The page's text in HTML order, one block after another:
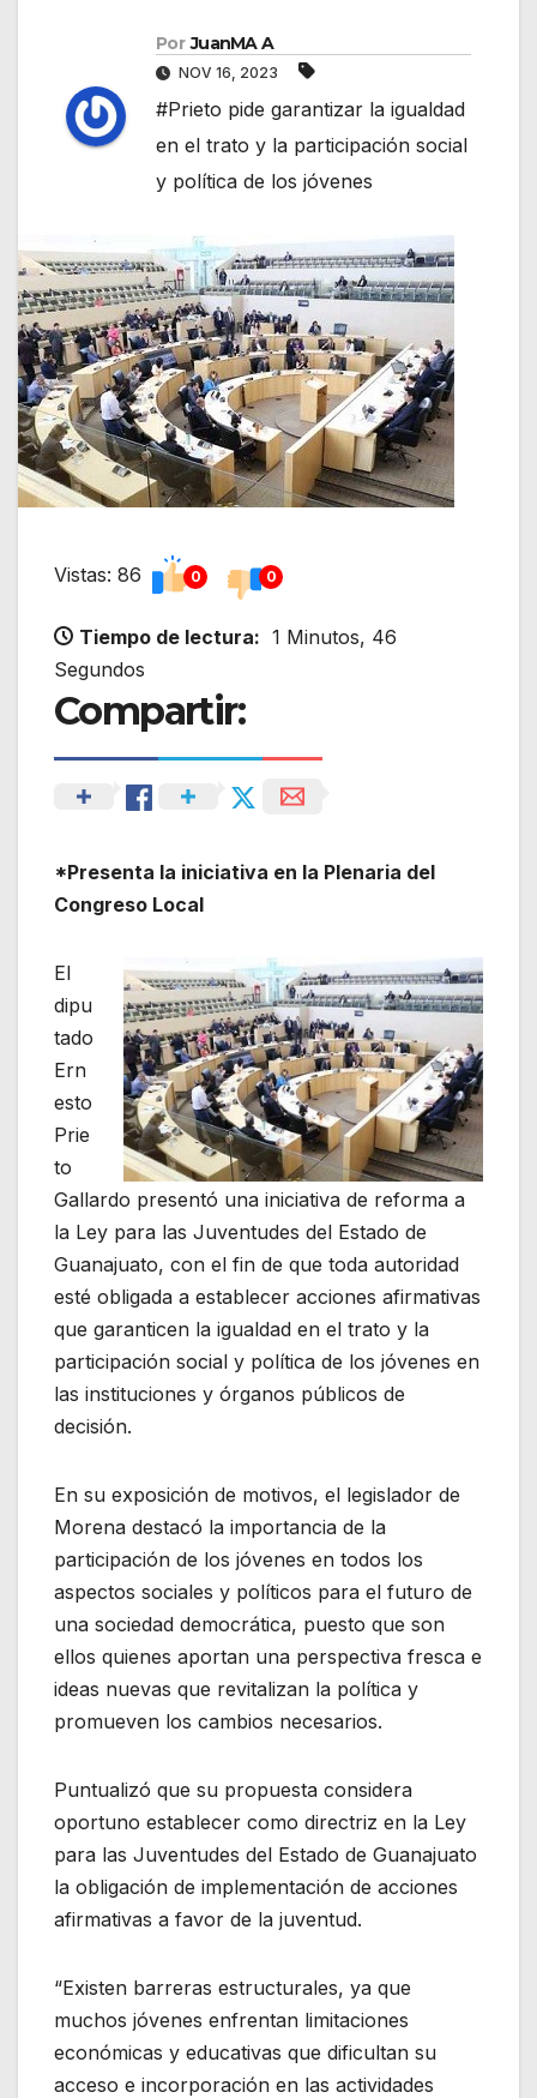
Por JuanMA A
NOV 16, 2023
#Prieto pide garantizar la igualdad
en el trato y la participación social
y política de los jóvenes
Vistas: 86 0 0
Tiempo de lectura: 1 Minutos, 46
Segundos
Compartir:
*Presenta la iniciativa en la Plenaria del
Congreso Local
El
dipu
tado
Ern
esto
Prie
to
Gallardo presentó una iniciativa de reforma a
la Ley para las Juventudes del Estado de
Guanajuato, con el fin de que toda autoridad
esté obligada a establecer acciones afirmativas
que garanticen la igualdad en el trato y la
participación social y política de los jóvenes en
las instituciones y órganos públicos de
decisión.
En su exposición de motivos, el legislador de
Morena destacó la importancia de la
participación de los jóvenes en todos los
aspectos sociales y políticos para el futuro de
una sociedad democrática, puesto que son
ellos quienes aportan una perspectiva fresca e
ideas nuevas que revitalizan la política y
promueven los cambios necesarios.
Puntualizó que su propuesta considera
oportuno establecer como directriz en la Ley
para las Juventudes del Estado de Guanajuato
la obligación de implementación de acciones
afirmativas a favor de la juventud.
“Existen barreras estructurales, ya que
muchos jóvenes enfrentan limitaciones
económicas y educativas que dificultan su
acceso e incorporación en las actividades